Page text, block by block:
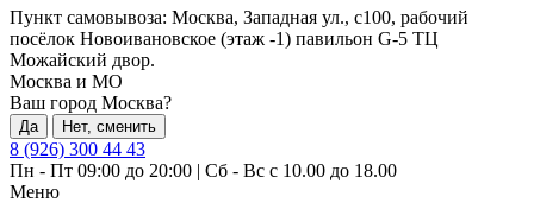
Пункт самовывоза: Москва, Западная ул., с100, рабочий
посёлок Новоивановское (этаж -1) павильон G-5 ТЦ
Можайский двор.
Москва и МО
Ваш город Москва?
Да Нет, сменить
8 (926) 300 44 43
Пн - Пт 09:00 до 20:00 | Сб - Вс с 10.00 до 18.00
Меню